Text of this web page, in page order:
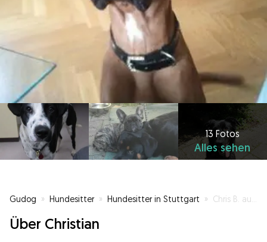
13 Fotos
Alles sehen
Gudog » Hundesitter » Hundesitter in Stuttgart » Chris B. aus Stuttgart
Über Christian